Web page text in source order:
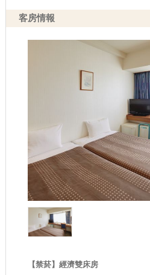
客房情報
【禁菸】經濟雙床房